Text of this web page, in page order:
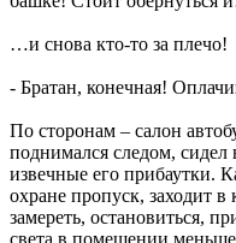
…и снова кто-то за плечо!
- Братан, конечная!
По сторонам – салон
поднимался следом,
извечные его прибаутки.
охране пропуск, заходит в
замереть, остановиться,
света в помещении